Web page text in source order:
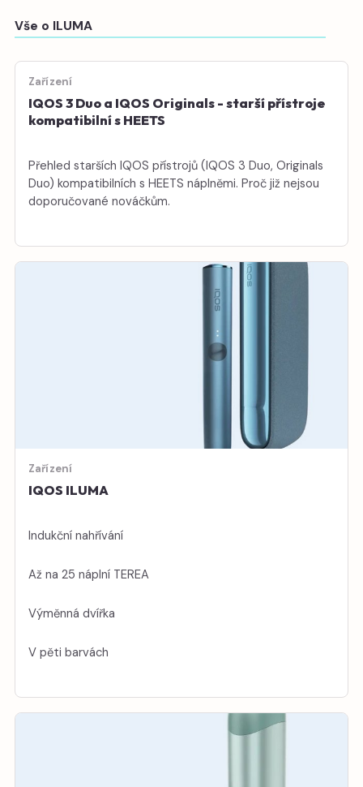
Vše o ILUMA
Zařízení
IQOS 3 Duo a IQOS Originals - starší přístroje
kompatibilní s HEETS
Přehled starších IQOS přístrojů (IQOS 3 Duo, Originals
Duo) kompatibilních s HEETS náplněmi. Proč již nejsou
doporučované nováčkům.
Zařízení
IQOS ILUMA
Indukční nahřívání
Až na 25 náplní TEREA
Výměnná dvířka
V pěti barvách